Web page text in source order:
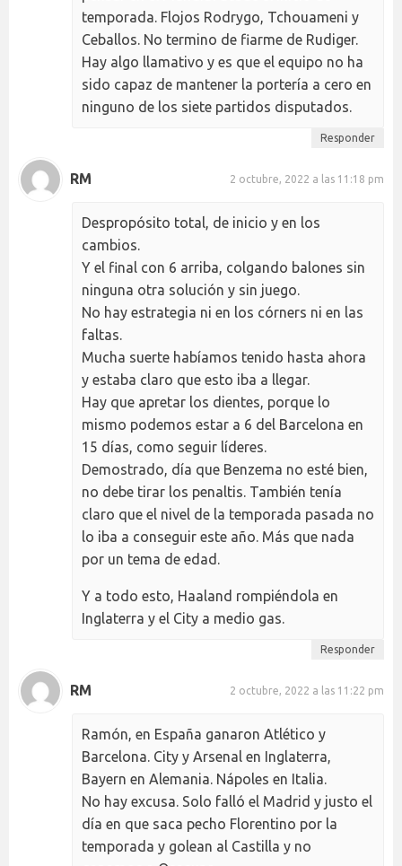
temporada. Flojos Rodrygo, Tchouameni y
Ceballos. No termino de fiarme de Rudiger.
Hay algo llamativo y es que el equipo no ha
sido capaz de mantener la portería a cero en
ninguno de los siete partidos disputados.
Responder
RM 2 octubre, 2022 a las 11:18 pm
Despropósito total, de inicio y en los
cambios.
Y el final con 6 arriba, colgando balones sin
ninguna otra solución y sin juego.
No hay estrategia ni en los córners ni en las
faltas.
Mucha suerte habíamos tenido hasta ahora
y estaba claro que esto iba a llegar.
Hay que apretar los dientes, porque lo
mismo podemos estar a 6 del Barcelona en
15 días, como seguir líderes.
Demostrado, día que Benzema no esté bien,
no debe tirar los penaltis. También tenía
claro que el nivel de la temporada pasada no
lo iba a conseguir este año. Más que nada
por un tema de edad.
Y a todo esto, Haaland rompiéndola en
Inglaterra y el City a medio gas.
Responder
RM 2 octubre, 2022 a las 11:22 pm
Ramón, en España ganaron Atlético y
Barcelona. City y Arsenal en Inglaterra,
Bayern en Alemania. Nápoles en Italia.
No hay excusa. Solo falló el Madrid y justo el
día en que saca pecho Florentino por la
temporada y golean al Castilla y no